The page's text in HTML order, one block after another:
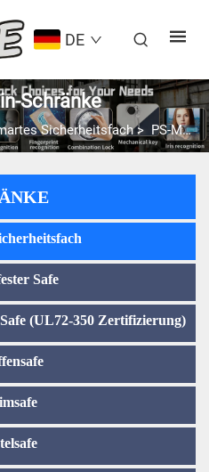
DE
Schränke
Sicherheitsfach> PS-Medizin-Schränke
Safe
(UL72-350 Zertifizierung)